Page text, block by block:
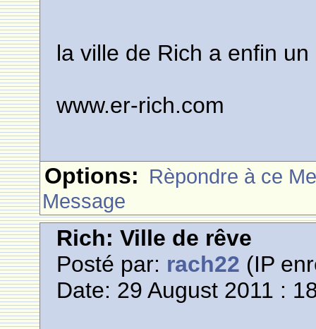
la ville de Rich a enfin
www.er-rich.com
Options: Rèpondre à ce
Message
Rich: Ville de rêve
Posté par: rach22 (IP
Date: 29 August 2011 :